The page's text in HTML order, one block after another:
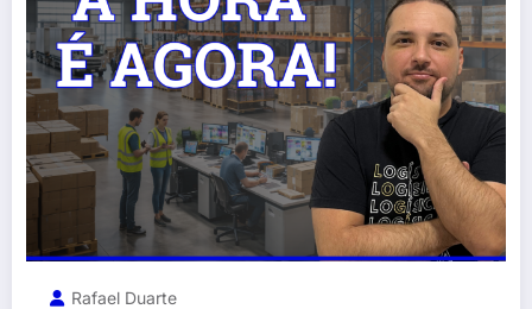
Rafael Duarte